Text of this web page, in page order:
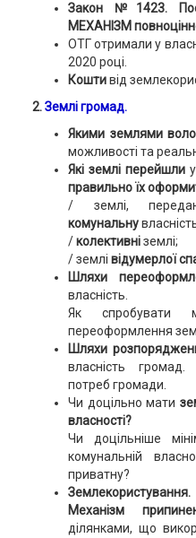
Закон №1423.
МЕХАНІЗМ
ОТГ отримали у
2020 році.
Коштивід
2.Землі громад.
Якими землями
можливості та
Які землі перейшли
правильно їх
/ землі,
комунальну
/колективніземлі;
/ землі відумерлої
Шляхи
власність.
Як спробувати
переоформлення
Шляхи
власність громад.
потреб громади.
Чи доцільно мати
власності?
Чи доцільніше
комунальній
приватну?
Землекористування.
Механізм
ділянками, що